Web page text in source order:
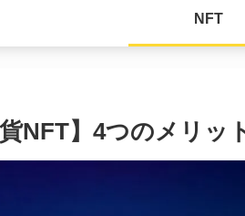
NFT
貨NFT】4つのメリ